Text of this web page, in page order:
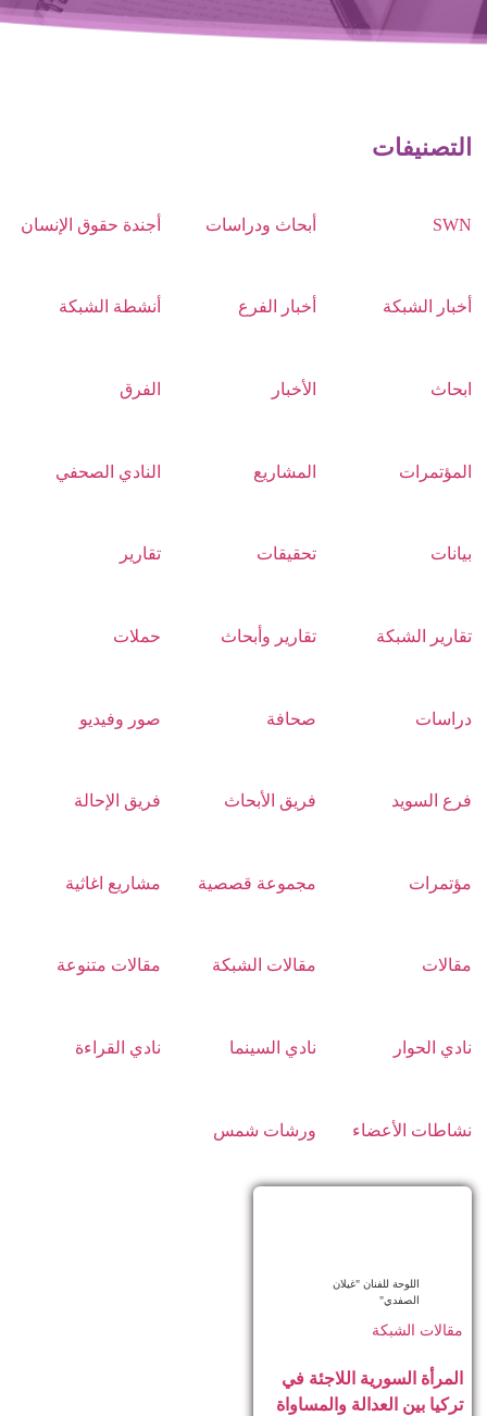
التصنيفات
SWN أبحاث ودراسات أجندة حقوق الإنسان
أخبار الشبكة أخبار الفرع أنشطة الشبكة
ابحاث الأخبار الفرق
المؤتمرات المشاريع النادي الصحفي
بيانات تحقيقات تقارير
تقارير الشبكة تقارير وأبحاث حملات
دراسات صحافة صور وفيديو
فرع السويد فريق الأبحاث فريق الإحالة
مؤتمرات مجموعة قصصية مشاريع اغاثية
مقالات مقالات الشبكة مقالات متنوعة
نادي الحوار نادي السينما نادي القراءة
نشاطات الأعضاء ورشات شمس
اللوحة للفنان "غيلان
الصفدي"
مقالات الشبكة
المرأة السورية اللاجئة في
تركيا بين العدالة والمساواة